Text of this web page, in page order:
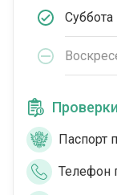
Суббота
Проверки
Паспорт
Телефон